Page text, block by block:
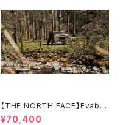
【THE NORTH FACE】Evaba
se 6
¥70,400